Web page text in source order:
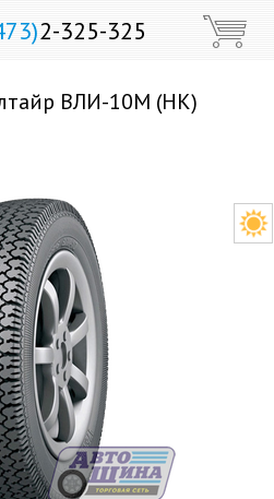
2-325-325
ВЛИ-10М (НК)